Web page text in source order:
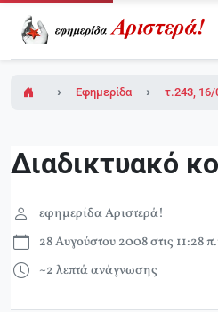
Εφημερίδα Αριστερά!
τ.243,
Διαδικτυακό
εφημερίδα Αριστερά!
28 Αυγούστου 2008 στις 11:28
~2 λεπτά ανάγνωσης